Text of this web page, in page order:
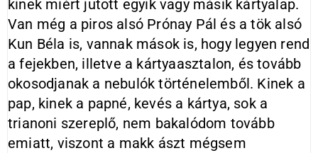
kinek miért jutott egyik vagy másik kártyalap.
Van még a piros alsó Prónay Pál és a tök alsó
Kun Béla is, vannak mások is, hogy legyen rend
a fejekben, illetve a kártyaasztalon, és tovább
okosodjanak a nebulók történelemből. Kinek a
pap, kinek a papné, kevés a kártya, sok a
trianoni szereplő, nem bakalódom tovább
emiatt, viszont a makk ászt mégsem